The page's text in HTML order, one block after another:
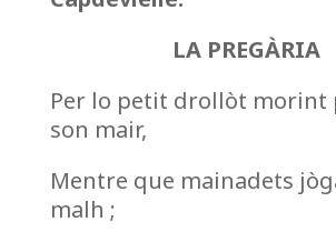
LA PREGÀRIA
Per lo petit drollòt morint
son mair,
Mentre que mainadets
malh ;